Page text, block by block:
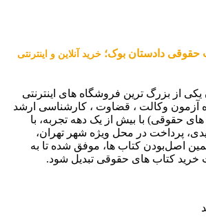
حقوقی دادستان بوک؛ خرید آنلاین و اینترنتی
از بزرگ ترین فروشگاه های اینترنتی
آزمون وکالت ، قضاوت ، کارشناسی ارشد
حقوقی) با بیش از یک دهه تجربه، با
پرداخت در محل ویژه شهر تهران،
اصل‌بودن کتاب ها، موفق شده تا به
کتاب های حقوقی تبدیل شود.